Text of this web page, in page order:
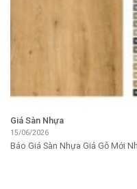
Giá Sàn Nhựa
15/06/2026
Báo Giá Sàn Nhựa Giả Gỗ Mới